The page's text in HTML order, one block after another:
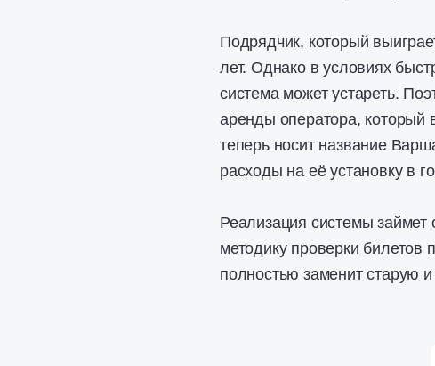
Подрядчик, который
лет. Однако в условиях
система может устареть.
аренды оператора, который
теперь носит название
расходы на её установку в
Реализация системы займет
методику проверки билетов
полностью заменит старую и